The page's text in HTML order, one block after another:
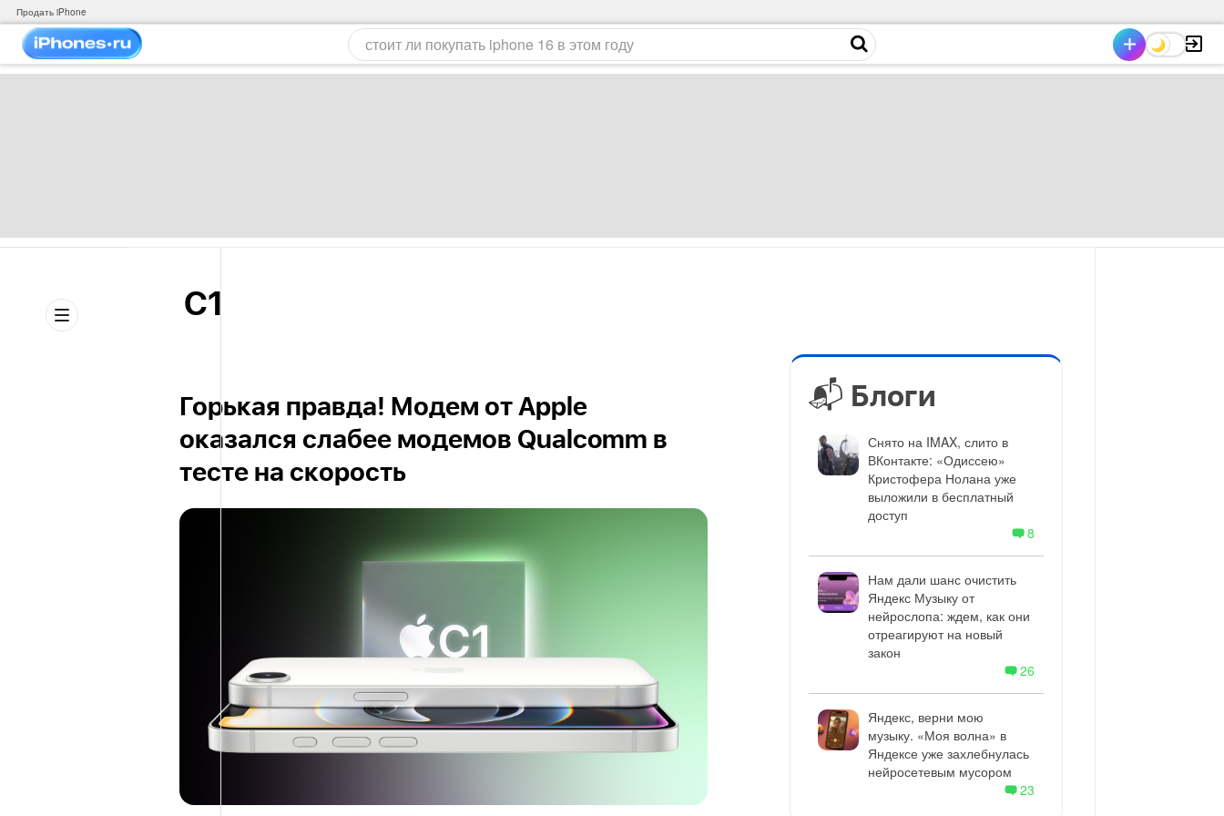
Продать iPhone
C1
Горькая правда! Модем от Apple
оказался слабее модемов Qualcomm в
тесте на скорость
📬 Блоги
Снято на IMAX, слито в
ВКонтакте: «Одиссею»
Кристофера Нолана уже
выложили в бесплатный
доступ
8
Нам дали шанс очистить
Яндекс Музыку от
нейрослопа: ждем, как они
отреагируют на новый
закон
26
Яндекс, верни мою
музыку. «Моя волна» в
Яндексе уже захлебнулась
нейросетевым мусором
23